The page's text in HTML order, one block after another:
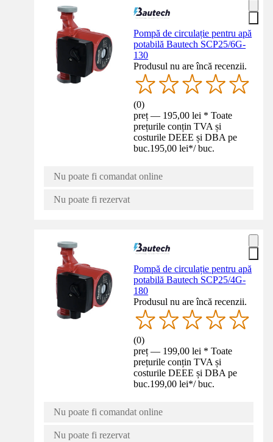
Pompă de circulație pentru apă
potabilă Bautech SCP25/6G-
130
Produsul nu are încă recenzii.
(0)
preț — 195,00 lei * Toate
prețurile conțin TVA și
costurile DEEE și DBA pe
buc.195,00 lei*/ buc.
Nu poate fi comandat online
Nu poate fi rezervat
Pompă de circulație pentru apă
potabilă Bautech SCP25/4G-
180
Produsul nu are încă recenzii.
(0)
preț — 199,00 lei * Toate
prețurile conțin TVA și
costurile DEEE și DBA pe
buc.199,00 lei*/ buc.
Nu poate fi comandat online
Nu poate fi rezervat